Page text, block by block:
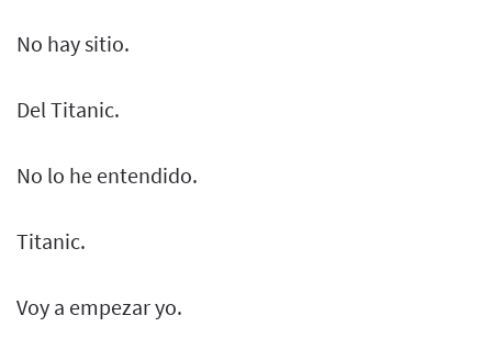
No hay sitio.
Del Titanic.
No lo he entendido.
Titanic.
Voy a empezar yo.